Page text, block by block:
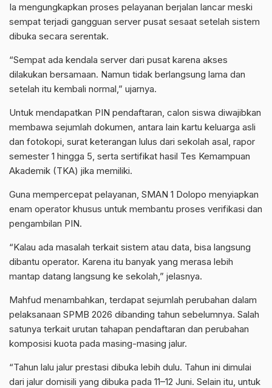
Ia mengungkapkan proses pelayanan berjalan lancar meski
sempat terjadi gangguan server pusat sesaat setelah sistem
dibuka secara serentak.
“Sempat ada kendala server dari pusat karena akses
dilakukan bersamaan. Namun tidak berlangsung lama dan
setelah itu kembali normal,” ujarnya.
Untuk mendapatkan PIN pendaftaran, calon siswa diwajibkan
membawa sejumlah dokumen, antara lain kartu keluarga asli
dan fotokopi, surat keterangan lulus dari sekolah asal, rapor
semester 1 hingga 5, serta sertifikat hasil Tes Kemampuan
Akademik (TKA) jika memiliki.
Guna mempercepat pelayanan, SMAN 1 Dolopo menyiapkan
enam operator khusus untuk membantu proses verifikasi dan
pengambilan PIN.
“Kalau ada masalah terkait sistem atau data, bisa langsung
dibantu operator. Karena itu banyak yang merasa lebih
mantap datang langsung ke sekolah,” jelasnya.
Mahfud menambahkan, terdapat sejumlah perubahan dalam
pelaksanaan SPMB 2026 dibanding tahun sebelumnya. Salah
satunya terkait urutan tahapan pendaftaran dan perubahan
komposisi kuota pada masing-masing jalur.
“Tahun lalu jalur prestasi dibuka lebih dulu. Tahun ini dimulai
dari jalur domisili yang dibuka pada 11–12 Juni. Selain itu, untuk